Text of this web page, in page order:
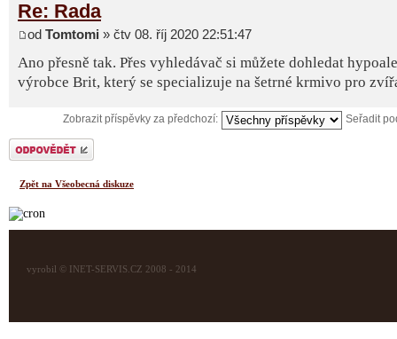
Re: Rada
od Tomtomi » čtv 08. říj 2020 22:51:47
Ano přesně tak. Přes vyhledávač si můžete dohledat
výrobce Brit, který se specializuje na šetrné krmivo pro
Zobrazit příspěvky za předchozí: Seřadit
Odeslat odpověď
Zpět na Všeobecná diskuze
vyrobil © INET-SERVIS.CZ 2008 - 2014